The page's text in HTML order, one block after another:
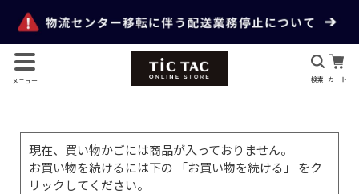
メニュー 検索 カート
現在、買い物かごには商品が入っておりません。
お買い物を続けるには下の 「お買い物を続ける」 をク
リックしてください。